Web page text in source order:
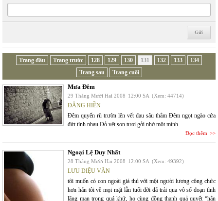
Trang đầu Trang trước 128 129 130 131 132 133
134
Trang sau
Trang cuối
Mưa Đêm
29 Tháng Mười Hai 2008 12:00 SA (Xem: 44714)
ĐẶNG HIỀN
Đêm quyến rũ trườn lên vết đau sâu thẳm Đêm ngọt ngào cứa
đứt tình nhau Đỏ vệt son tươi gởi nhớ một mình
Đọc thêm
Ngoại Lệ Duy Nhất
28 Tháng Mười Hai 2008 12:00 SA (Xem: 49392)
LƯU DIỆU VÂN
tôi muốn có con ngoài giá thú với một người lương công chức
hơn hẳn tôi về mọi mặt lẫn tuổi đời đã trải qua vô số đoạn tình
lãng mạn trong quá khứ, họ cùng đồng thanh quả quyết “hắn